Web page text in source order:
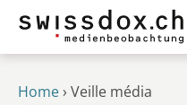
Home› Veille média